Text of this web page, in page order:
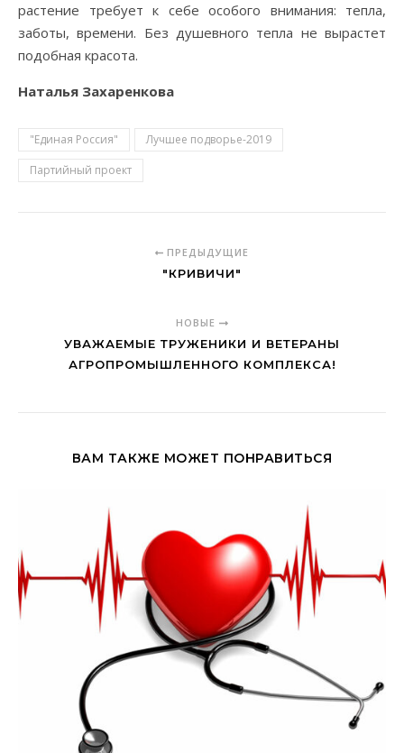
растение требует к себе особого внимания: тепла,
заботы, времени. Без душевного тепла не вырастет
подобная красота.
Наталья Захаренкова
"Единая Россия"
Лучшее подворье-2019
Партийный проект
ПРЕДЫДУЩИЕ
"КРИВИЧИ"
НОВЫЕ
УВАЖАЕМЫЕ ТРУЖЕНИКИ И ВЕТЕРАНЫ
АГРОПРОМЫШЛЕННОГО КОМПЛЕКСА!
ВАМ ТАКЖЕ МОЖЕТ ПОНРАВИТЬСЯ